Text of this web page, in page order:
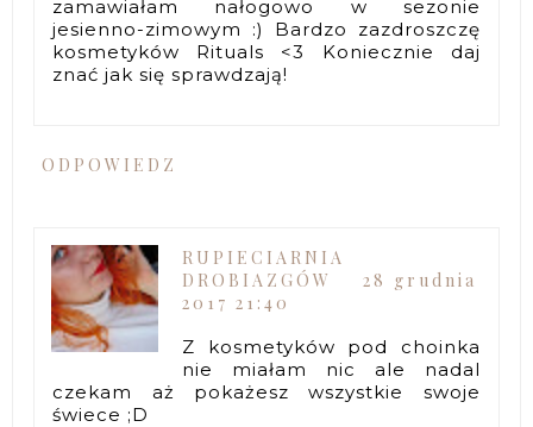
zamawiałam nałogowo w sezonie
jesienno-zimowym :) Bardzo zazdroszczę
kosmetyków Rituals <3 Koniecznie daj
znać jak się sprawdzają!
ODPOWIEDZ
RUPIECIARNIA
DROBIAZGÓW
28 grudnia
2017 21:40
Z kosmetyków pod choinka
nie miałam nic ale nadal
czekam aż pokażesz wszystkie swoje
świece ;D